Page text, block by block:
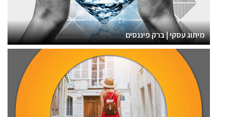
מיתוג עסקי | ברק פיננסים